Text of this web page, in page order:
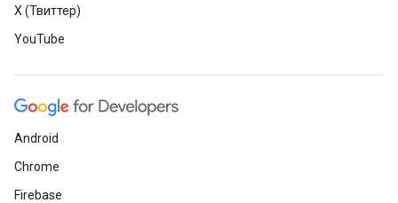
X (Твиттер)
YouTube
Android
Chrome
Firebase